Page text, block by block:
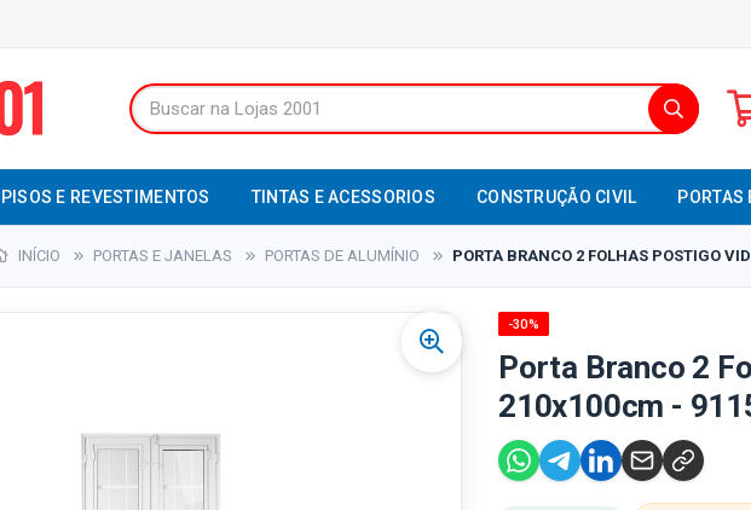
PISOS E REVESTIMENTOS TINTAS E ACESSORIOS CONSTRUÇÃO CIVIL PORTAS
INÍCIO PORTAS E JANELAS PORTAS DE ALUMÍNIO PORTA BRANCO 2 FOLHAS POSTIGO
-30%
Porta Branco 2
210x100cm -